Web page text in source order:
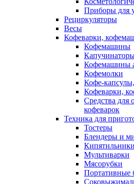
Приборы для
Рециркуляторы
Весы
Кофеварки,
Кофемашины
Кофемашины
Кофемолки
Кофе-
Кофеварки,
Средства для
кофеварок
Техника для
Тостеры
Блендеры и
Кипятильники
Мультиварки
Мясорубки
Портативные